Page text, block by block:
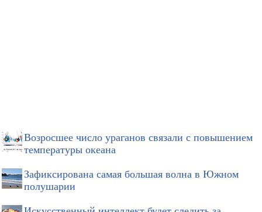
Возросшее число ураганов связали с повышением
температуры океана
Зафиксирована самая большая волна в Южном
полушарии